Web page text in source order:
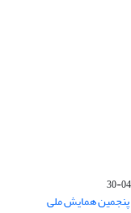
همایش ملی